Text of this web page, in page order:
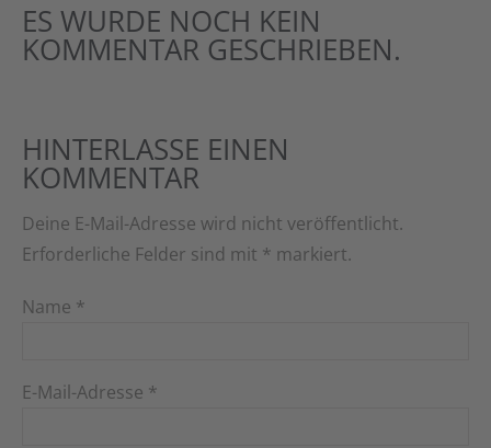
ES WURDE NOCH KEIN
KOMMENTAR GESCHRIEBEN.
HINTERLASSE EINEN
KOMMENTAR
Deine E-Mail-Adresse wird nicht veröffentlicht.
Erforderliche Felder sind mit * markiert.
Name *
E-Mail-Adresse *